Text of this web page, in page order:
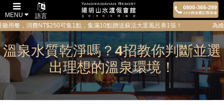
語言
MENU
NT$250可集1點，集滿10點贈送蘇活大眾風呂券1張！ 為維護所有貴賓的隱
溫泉水質乾淨嗎？4招教你判斷並選
出理想的溫泉環境！